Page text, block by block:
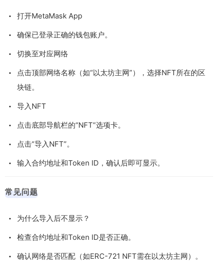
打开MetaMask App
确保已登录正确的钱包账户。
切换至对应网络
点击顶部网络名称（如“以太坊主网”），选择NFT所在的区
块链。
导入NFT
点击底部导航栏的“NFT”选项卡。
点击“导入NFT”。
输入合约地址和Token ID，确认后即可显示。
常见问题
为什么导入后不显示？
检查合约地址和Token ID是否正确。
确认网络是否匹配（如ERC-721 NFT需在以太坊主网）。